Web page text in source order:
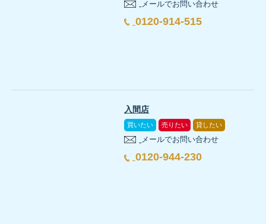
メールでお問い合わせ
0120-914-515
入間店
買いたい 売りたい 貸したい
メールでお問い合わせ
0120-944-230